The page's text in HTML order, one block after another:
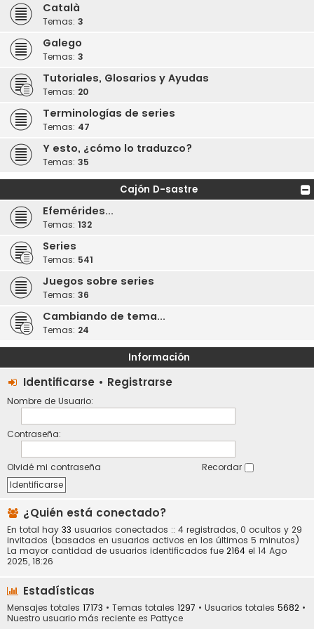
Català
Temas: 3
Galego
Temas: 3
Tutoriales, Glosarios y Ayudas
Temas: 20
Terminologías de series
Temas: 47
Y esto, ¿cómo lo traduzco?
Temas: 35
Cajón D-sastre
Efemérides...
Temas: 132
Series
Temas: 541
Juegos sobre series
Temas: 36
Cambiando de tema...
Temas: 24
Información
Identificarse • Registrarse
Nombre de Usuario:
Contraseña:
Olvidé mi contraseña Recordar
¿Quién está conectado?
En total hay 33 usuarios conectados :: 4 registrados, 0 ocultos y 29
invitados (basados en usuarios activos en los últimos 5 minutos)
La mayor cantidad de usuarios identificados fue 2164 el 14 Ago
2025, 18:26
Estadísticas
Mensajes totales 17173 • Temas totales 1297 • Usuarios totales 5682 •
Nuestro usuario más reciente es Pattyce